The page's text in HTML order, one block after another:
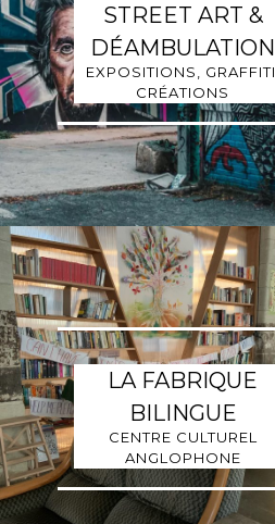
STREET ART &
DÉAMBULATION
EXPOSITIONS, GRAFFITI,
CRÉATIONS
LA FABRIQUE
BILINGUE
CENTRE CULTUREL
ANGLOPHONE